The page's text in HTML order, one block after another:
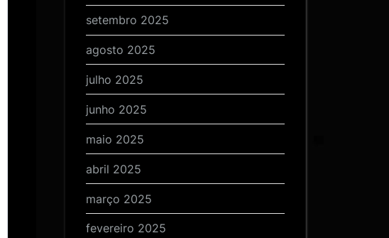
setembro 2025
agosto 2025
julho 2025
junho 2025
maio 2025
abril 2025
março 2025
fevereiro 2025